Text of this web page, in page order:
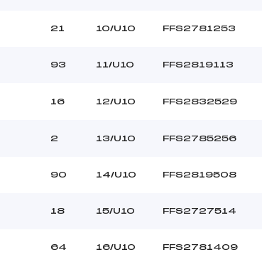
21 10/U10 FFS2781253
93 11/U10 FFS2819113
16 12/U10 FFS2832529
2 13/U10 FFS2785256
90 14/U10 FFS2819508
18 15/U10 FFS2727514
64 16/U10 FFS2781409